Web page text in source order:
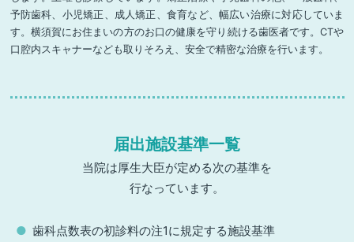
予防歯科、小児矯正、成人矯正、食育など、幅広い治療に対応していま
す。横須賀にお住まいの方のお口の健康を守り続ける歯医者です。CTや
口腔内スキャナーなども取りそろえ、安全で精密な治療を行います。
届出施設基準一覧
当院は厚生大臣が定める次の基準を
行なっています。
歯科点数表の初診料の注1に規定する施設基準